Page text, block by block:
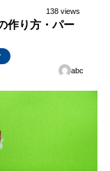
138 views
作り方・パー
abc